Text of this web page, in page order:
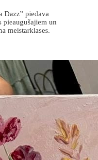
Dazz” piedāvā
pieaugušajiem un
meistarklases.